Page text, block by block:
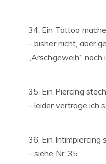
Ein Tattoo
– bisher nicht, aber
„Arschgeweih“ noch
Ein Piercing
– leider vertrage ich
Ein Intimpiercing
– siehe Nr. 35